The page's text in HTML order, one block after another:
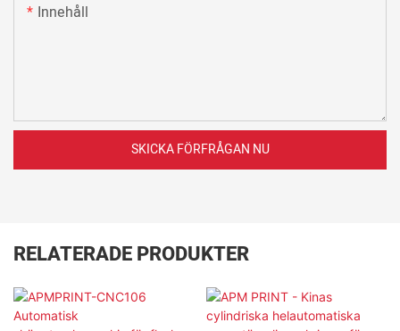
Innehåll
SKICKA FÖRFRÅGAN NU
RELATERADE PRODUKTER